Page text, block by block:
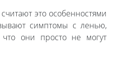
это особенностями
симптомы с ленью,
они просто не могут